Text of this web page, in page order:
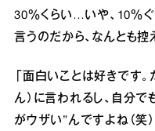
30％くらい…いや、10％
言うのだから、なんとも控
「面白いことは好きです
ん）に言われるし、自分で
がウザい”んですよね（笑